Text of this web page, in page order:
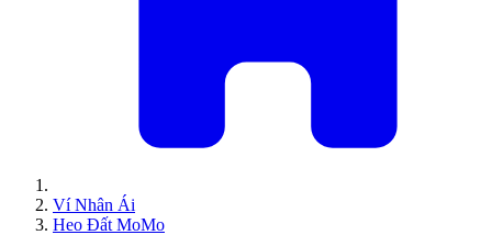
Ví Nhân Ái
Heo Đất MoMo